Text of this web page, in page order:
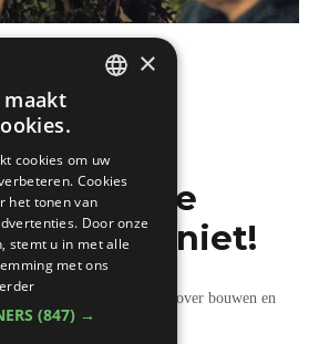
lening?
de laatste
niet!
updates vol nuttige tips over bouwen en
verbouwen.
×
maakt
cookies om uw
Cookies
het tonen van
Door onze
stemt u in met alle
met ons
(847) →